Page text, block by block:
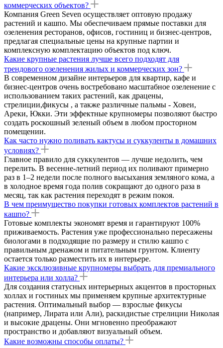
коммерческих объектов?
Компания Green Seven осуществляет оптовую продажу
растений и кашпо. Мы обеспечиваем прямые поставки для
озеленения ресторанов, офисов, гостиниц и бизнес-центров,
предлагая специальные цены на крупные партии и
комплексную комплектацию объектов под ключ.
Какие крупные растения лучше всего подходят для
трендового озеленения жилых и коммерческих зон?
В современном дизайне интерьеров для квартир, кафе и
бизнес-центров очень востребовано масштабное озеленение с
использованием таких растений, как драцены,
стрелиции,фикусы , а также различные пальмы - Ховеи,
Ареки, Юкки. Эти эффектные крупномеры позволяют быстро
создать роскошный зеленый объем в любом просторном
помещении.
Как часто нужно поливать кактусы и суккуленты в домашних
условиях?
Главное правило для суккулентов — лучше недолить, чем
перелить. В весенне-летний период их поливают примерно
раз в 1–2 недели после полного высыхания земляного кома, а
в холодное время года полив сокращают до одного раза в
месяц, так как растения переходят в режим покоя.
В чем преимущество покупки готовых комплектов растений в
кашпо?
Готовые комплекты экономят время и гарантируют 100%
приживаемость. Растения уже профессионально пересажены
биологами в подходящие по размеру и стилю кашпо с
правильным дренажом и питательным грунтом. Клиенту
остается только разместить их в интерьере.
Какие эксклюзивные крупномеры выбрать для премиального
интерьера или холла?
Для создания статусных интерьерных акцентов в просторных
холлах и гостиных мы применяем крупные архитектурные
растения. Оптимальный выбор — взрослые фикусы
(например, Лирата или Али), раскидистые стрелиции Николая
и высокие драцены. Они мгновенно преображают
пространство и добавляют визуальный объем.
Какие возможны способы оплаты?